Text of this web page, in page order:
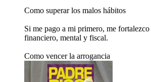
Como superar los malos hábitos
Si me pago a mi primero, me fortalezco
financiero, mental y fiscal.
Como vencer la arrogancia